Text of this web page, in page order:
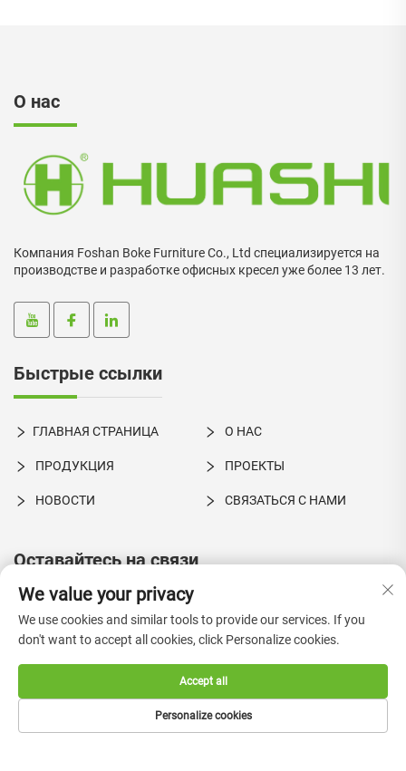
О нас
Компания Foshan Boke Furniture Co., Ltd специализируется на
производстве и разработке офисных кресел уже более 13 лет.
Быстрые ссылки
ГЛАВНАЯ СТРАНИЦА О НАС
ПРОДУКЦИЯ ПРОЕКТЫ
НОВОСТИ СВЯЗАТЬСЯ С НАМИ
Оставайтесь на связи
Ул. Синье, №1, промзона Шато, городской округ Цзюцзян,
район Нанхай, город Фошань, провинция Гуандун, Китай
+86-18924550960
[email protected]
We value your privacy
We use cookies and similar tools to provide our services. If you
don't want to accept all cookies, click Personalize cookies.
Personalize cookies
Accept all